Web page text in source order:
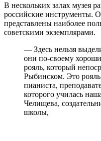
В нескольких залах музея
российские инструменты.
представлены наиболее
советскими экземплярами.
— Здесь нельзя
они по-своему
рояль, который
Рыбинском. Это
пианиста,
которого училась
Челищева,
школы,